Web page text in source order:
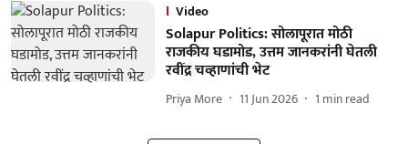
Video
Solapur Politics: सोलापूरात मोठी
राजकीय घडामोड, उत्तम जानकरांनी घेतली
रवींद्र चव्हाणांची भेट
Priya More 11 Jun 2026 1 min read